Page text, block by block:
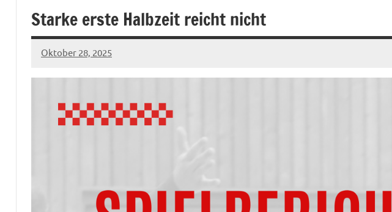
Starke erste Halbzeit reicht nicht
Oktober 28, 2025
hgadmin